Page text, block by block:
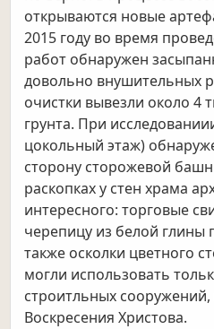
открываются новые
2015 году во время
работ обнаружен
довольно внушительных
очистки вывезли около 4
грунта. При
цокольный этаж)
сторону сторожевой
раскопках у стен храма
интересного: торговые
черепицу из белой глины
также осколки цветного
могли использовать
строитльных
Воскресения Христова.